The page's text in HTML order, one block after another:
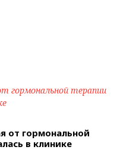
гормональной терапии
от гормональной
в клинике